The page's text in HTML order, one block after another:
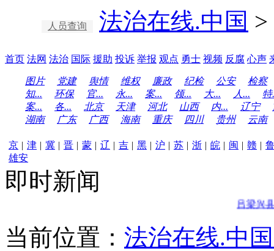
人员查询 法治在线.中国 >
首页 法网 法治 国际 援助 投诉 举报 观点 勇士 视频 反腐 心声
图片 党建 舆情 维权 廉政 纪检 公安
检察
知...
环保 官... 永... 案... 领... 大... 人...
特
案...
各... 北京 天津 河北 山西 内... 辽宁
湖南
广东 广西 海南 重庆 四川 贵州 云南
京 | 津 | 冀 | 晋 | 蒙 | 辽 | 吉 | 黑 | 沪 | 苏 | 浙 | 皖 | 闽 | 赣 |
雄安
即时新闻
吕梁兴县
当前位置： 法治在线.中